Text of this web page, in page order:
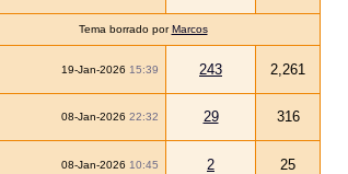
Tema borrado porMarcos
19-Jan-2026 15:39 243 2,261
08-Jan-2026 22:32 29 316
08-Jan-2026 10:45 2 25